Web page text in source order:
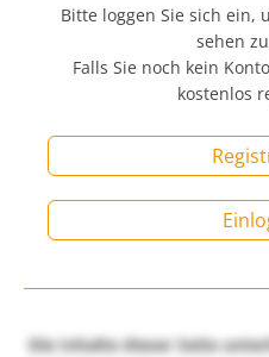
Bitte loggen Sie sich ein,
sehen
Falls Sie noch kein
kostenlos
Die Inhalte dieser Seite